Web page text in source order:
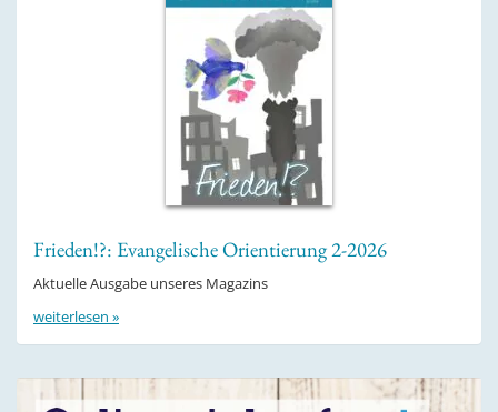
Frieden!?: Evangelische Orientierung 2-2026
Aktuelle Ausgabe unseres Magazins
weiterlesen »